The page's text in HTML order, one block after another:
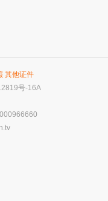
其他证件
号-16A